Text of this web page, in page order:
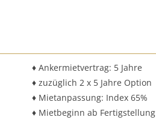
♦ Ankermietvertrag: 5 Jahre
♦ zuzüglich 2 x 5 Jahre Option
♦ Mietanpassung: Index 65%
♦ Mietbeginn ab Fertigstellung